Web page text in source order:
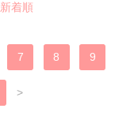
新着順
7 8 9
>